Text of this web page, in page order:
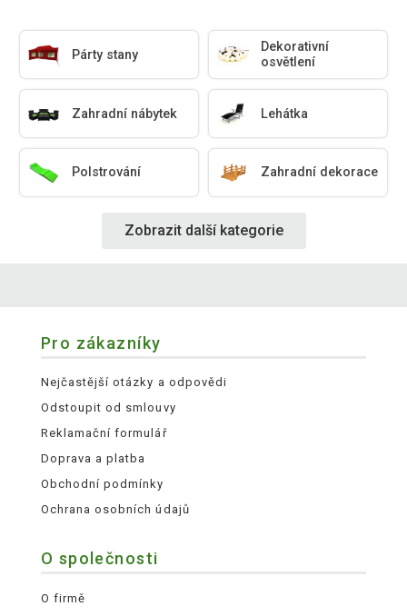
Párty stany
Dekorativní
osvětlení
Zahradní nábytek Lehátka
Polstrování Zahradní dekorace
Zobrazit další kategorie
Pro zákazníky
Nejčastější otázky a odpovědi
Odstoupit od smlouvy
Reklamační formulář
Doprava a platba
Obchodní podmínky
Ochrana osobních údajů
O společnosti
O firmě